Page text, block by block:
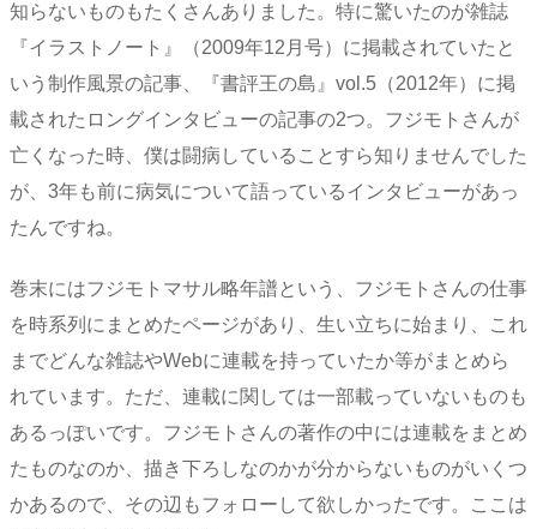
知らないものもたくさんありました。特に驚いたのが雑誌
『イラストノート』（2009年12月号）に掲載されていたと
いう制作風景の記事、『書評王の島』vol.5（2012年）に掲
載されたロングインタビューの記事の2つ。フジモトさんが
亡くなった時、僕は闘病していることすら知りませんでした
が、3年も前に病気について語っているインタビューがあっ
たんですね。
巻末にはフジモトマサル略年譜という、フジモトさんの仕事
を時系列にまとめたページがあり、生い立ちに始まり、これ
までどんな雑誌やWebに連載を持っていたか等がまとめら
れています。ただ、連載に関しては一部載っていないものも
あるっぽいです。フジモトさんの著作の中には連載をまとめ
たものなのか、描き下ろしなのかが分からないものがいくつ
かあるので、その辺もフォローして欲しかったです。ここは